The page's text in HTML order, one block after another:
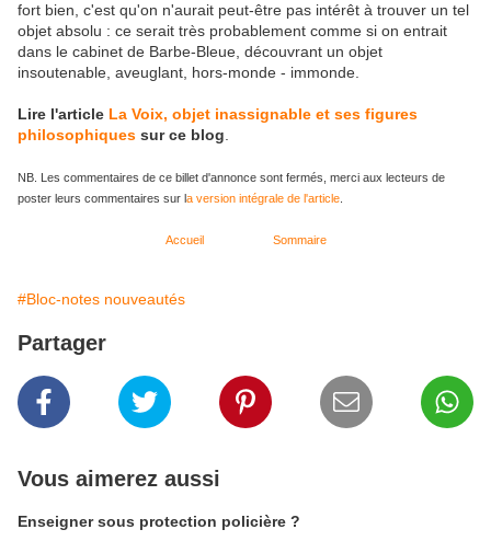
fort bien, c'est qu'on n'aurait peut-être pas intérêt à trouver un tel
objet absolu : ce serait très probablement comme si on entrait
dans le cabinet de Barbe-Bleue, découvrant un objet
insoutenable, aveuglant, hors-monde - immonde.
Lire l'article La Voix, objet inassignable et ses figures
philosophiques sur ce blog
NB. Les commentaires de ce billet d'annonce sont fermés, merci aux lecteurs de
poster leurs commentaires sur la version intégrale de l'article
Accueil Sommaire
#Bloc-notes nouveautés
Partager
Vous aimerez aussi
Enseigner sous protection policière ?